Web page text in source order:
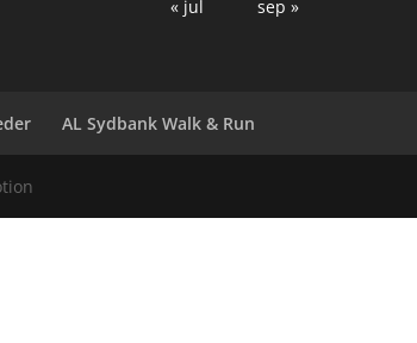
« jul
sep »
AL Sydbank Walk & Run